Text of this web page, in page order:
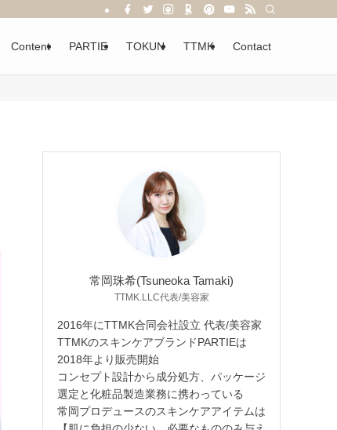
Content PARTIE TOKUN TTMK Contact
常岡珠希(Tsuneoka Tamaki)
TTMK.LLC代表/美容家
2016年にTTMK合同会社設立 代表/美容家
TTMKのスキンケアブランドPARTIEは
2018年より販売開始
コンセプト設計から成分処方、パッケージ
選定と化粧品製造業務に携わっている
常岡プロデュースのスキンケアアイテムは